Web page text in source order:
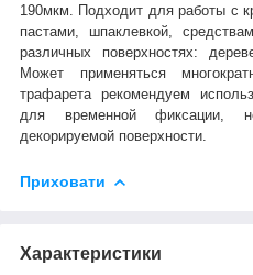
190мкм. Подходит для работы с
пастами, шпаклевкой,
различных поверхностях:
Может применяться
трафарета рекомендуем
для временной фиксации,
декорируемой поверхности.
Приховати
Характеристики